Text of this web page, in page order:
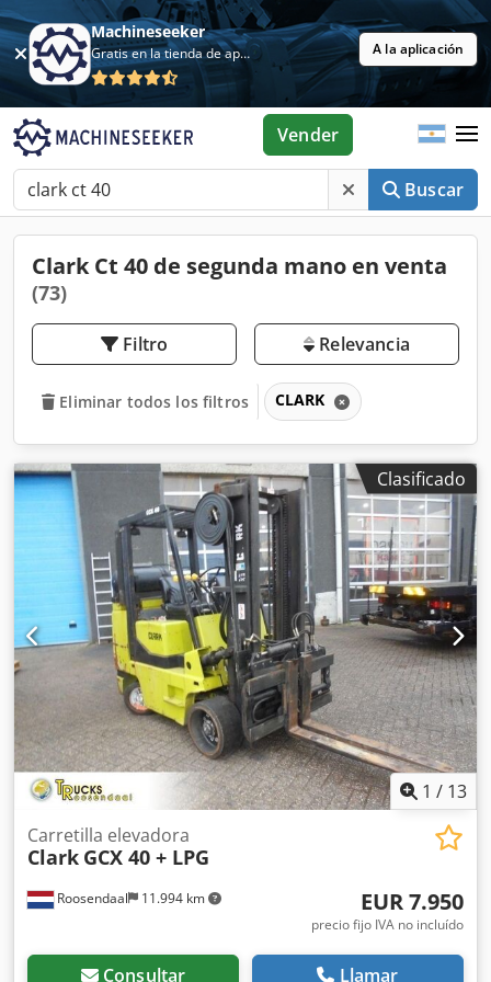
Machineseeker
Gratis en la tienda de aplicaciones A la aplicación
Buscar
Vender
Clark Ct 40 de segunda mano en venta
(73)
Filtro Relevancia
Eliminar todos los filtros CLARK
Clasificado
1 / 13
Roosendaal 11.994 km
Carretilla elevadora
Clark GCX 40 + LPG
EUR 7.950
precio fijo IVA no incluído
Consultar Llamar